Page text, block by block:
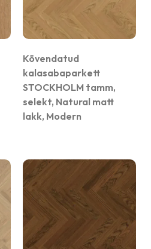
Kõvendatud
kalasabaparkett
STOCKHOLM tamm,
selekt, Natural matt
lakk, Modern